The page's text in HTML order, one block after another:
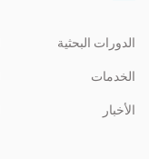
الدورات البحثية
الخدمات
الأخبار